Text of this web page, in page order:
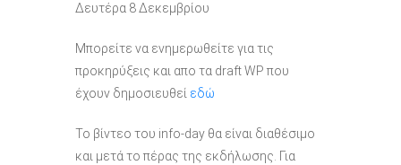
Δευτέρα 8 Δεκεμβρίου
Μπορείτε να ενημερωθείτε για τις
προκηρύξεις και απο τα draft WP που
έχουν δημοσιευθεί εδώ
Το βίντεο του info-day θα είναι διαθέσιμο
και μετά το πέρας της εκδήλωσης. Για